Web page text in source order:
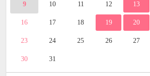
9 10 11 12 13
16 17 18 19 20
23 24 25 26 27
30 31